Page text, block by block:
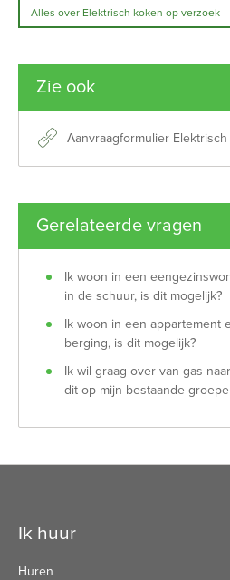
Alles over Elektrisch koken op verzoek
Zie ook
Aanvraagformulier
Gerelateerde vragen
Ik woon in een
in de schuur, is dit mogelijk?
Ik woon in een appartement
berging, is dit mogelijk?
Ik wil graag over van gas
dit op mijn bestaande
Contactinformatie
Ik huur
Huren